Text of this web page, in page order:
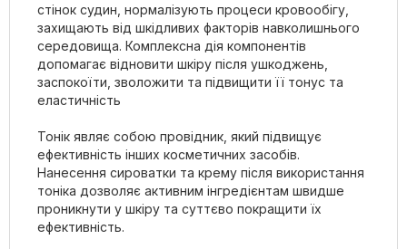
стінок судин, нормалізують процеси кровообігу,
захищають від шкідливих факторів навколишнього
середовища. Комплексна дія компонентів
допомагає відновити шкіру після ушкоджень,
заспокоїти, зволожити та підвищити її тонус та
еластичність
Тонік являє собою провідник, який підвищує
ефективність інших косметичних засобів.
Нанесення сироватки та крему після використання
тоніка дозволяє активним інгредієнтам швидше
проникнути у шкіру та суттєво покращити їх
ефективність.